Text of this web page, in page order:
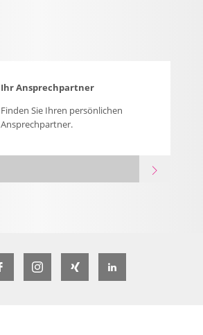
Ihr Ansprechpartner
Finden Sie Ihren persönlichen
Ansprechpartner.